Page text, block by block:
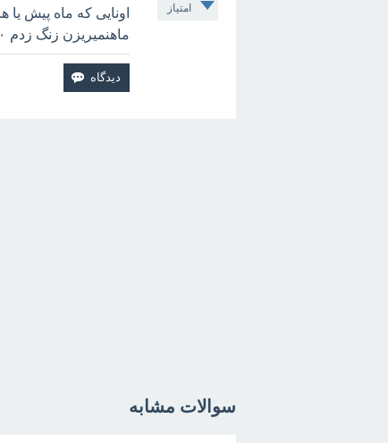
امتیاز
اونایی که ماه پیش
ماهنمیریزن زنگ زدم ۱۴۲۰ اینجوری گفتن بانک رفاه هست حسابم
سوالات مشابه